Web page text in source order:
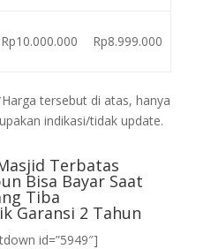
Rp10.000.000 Rp8.999.000
tersebut di atas, hanya
indikasi/tidak update.
Terbatas
Bisa Bayar Saat
Tiba
Garansi 2 Tahun
id=”5949″]